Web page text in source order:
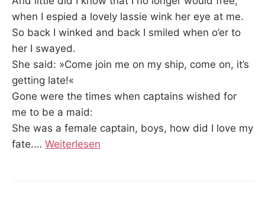
when I espied a lovely lassie wink her eye at me.
So back I winked and back I smiled when o’er to
her I swayed.
She said: »Come join me on my ship, come on, it’s
getting late!«
Gone were the times when captains wished for
me to be a maid:
She was a female captain, boys, how did I love my
fate.… Weiterlesen